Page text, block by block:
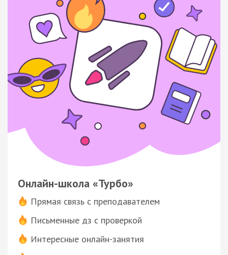
Онлайн-школа «Турбо»
Прямая связь с преподавателем
Письменные дз с проверкой
Интересные онлайн-занятия